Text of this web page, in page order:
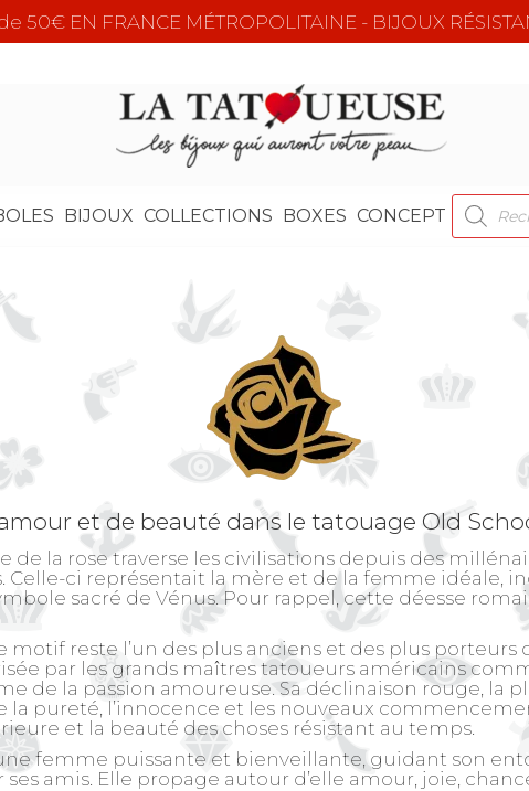
50€ EN FRANCE MÉTROPOLITAINE - BIJOUX
BIJOUX COLLECTIONS BOXES CONCEPT
DE
et de beauté dans le tatouage Old
la rose traverse les civilisations depuis des
Celle-ci représentait la mère et de la femme idéale,
sacré de Vénus. Pour rappel, cette déesse
motif reste l’un des plus anciens et des plus porteurs
par les grands maîtres tatoueurs américains
de la passion amoureuse. Sa déclinaison rouge, la
la pureté, l’innocence et les nouveaux
et la beauté des choses résistant au temps.
femme puissante et bienveillante, guidant son
amis. Elle propage autour d’elle amour, joie,